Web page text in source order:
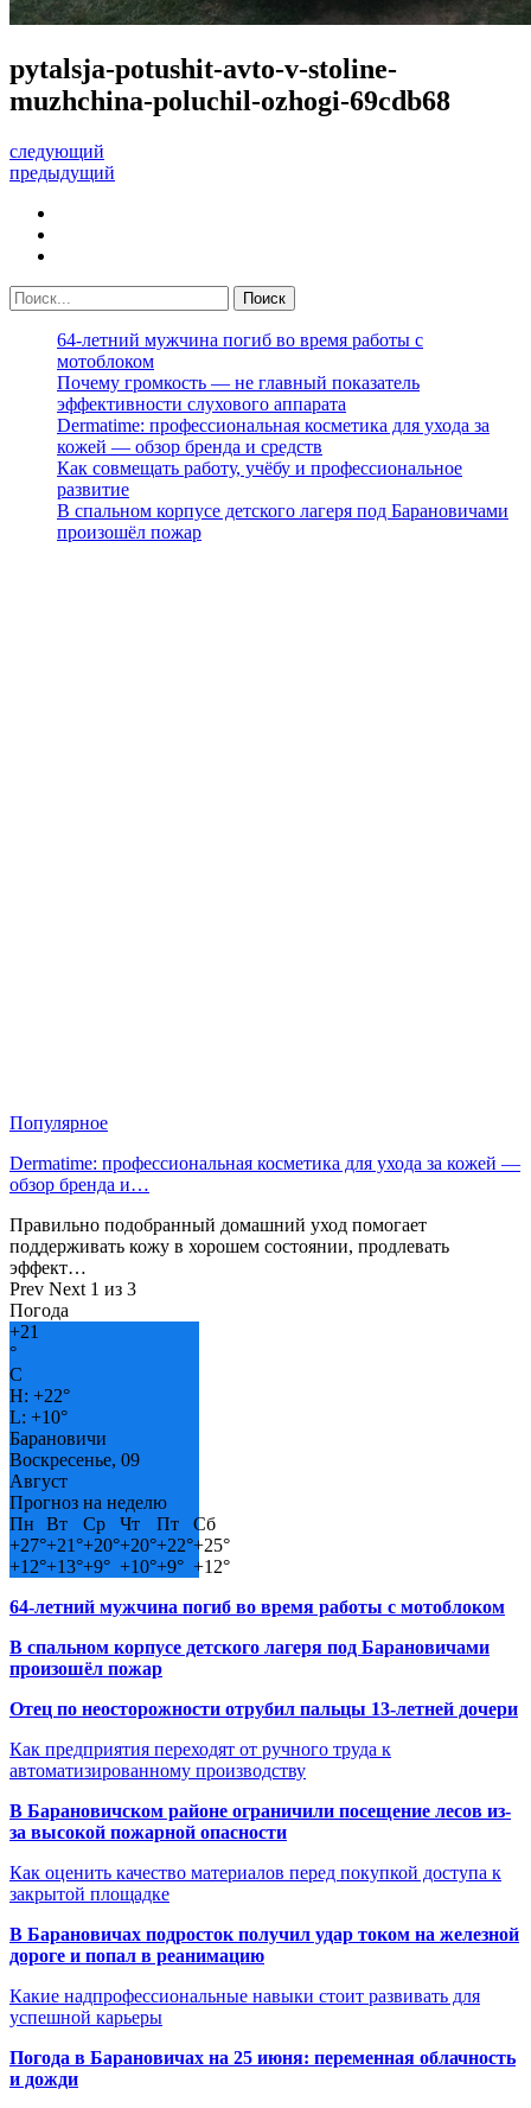
pytalsja-potushit-avto-v-stoline-
muzhchina-poluchil-ozhogi-69cdb68
следующий
предыдущий
64-летний мужчина погиб во время работы с
мотоблоком
Почему громкость — не главный показатель
эффективности слухового аппарата
Dermatime: профессиональная косметика для ухода за
кожей — обзор бренда и средств
Как совмещать работу, учёбу и профессиональное
развитие
В спальном корпусе детского лагеря под Барановичами
произошёл пожар
Популярное
Dermatime: профессиональная косметика для ухода за кожей —
обзор бренда и…
Правильно подобранный домашний уход помогает
поддерживать кожу в хорошем состоянии, продлевать
эффект…
Prev Next 1 из 3
Погода
+21
°
C
H: +22°
L: +10°
Барановичи
Воскресенье, 09
Август
Прогноз на неделю
Пн
Вт Ср Чт Пт
Сб
+27°+21°+20°+20°+22°+25°
+12°+13°+9° +10°+9° +12°
64-летний мужчина погиб во время работы с мотоблоком
В спальном корпусе детского лагеря под Барановичами
произошёл пожар
Отец по неосторожности отрубил пальцы 13-летней дочери
Как предприятия переходят от ручного труда к
автоматизированному производству
В Барановичском районе ограничили посещение лесов из-
за высокой пожарной опасности
Как оценить качество материалов перед покупкой доступа к
закрытой площадке
В Барановичах подросток получил удар током на железной
дороге и попал в реанимацию
Какие надпрофессиональные навыки стоит развивать для
успешной карьеры
Погода в Барановичах на 25 июня: переменная облачность
и дожди